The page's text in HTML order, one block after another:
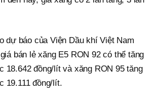
dự báo của Viện Dầu khí Việt Nam
bán lẻ xăng E5 RON 92 có thể tăng
18.642 đồng/lít và xăng RON 95 tăng
19.111 đồng/lít.